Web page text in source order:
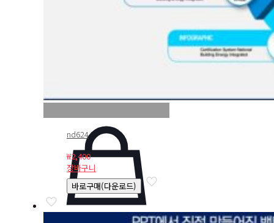
nd624
₩2,400
장바구니
바로구매(다운로드)